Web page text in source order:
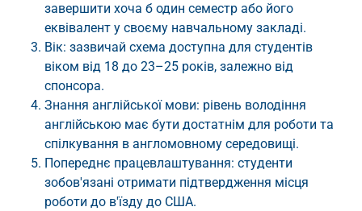
завершити хоча б один семестр або його
еквівалент у своєму навчальному закладі.
Вік: зазвичай схема доступна для студентів
віком від 18 до 23–25 років, залежно від
спонсора.
Знання англійської мови: рівень володіння
англійською має бути достатнім для роботи та
спілкування в англомовному середовищі.
Попереднє працевлаштування: студенти
зобов'язані отримати підтвердження місця
роботи до в'їзду до США.